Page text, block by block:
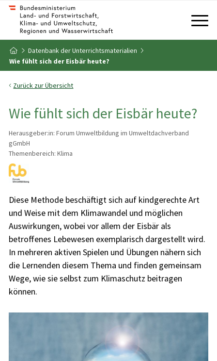
Zum Inhalt
Zum Inhaltsverzeichnis
Zur Startseite
Datenbank der Unterrichtsmaterialien
Wie fühlt sich der Eisbär heute?
Zurück zur Übersicht
Wie fühlt sich der Eisbär heute?
Herausgeber:in: Forum Umweltbildung im Umweltdachverband
gGmbH
Themenbereich: Klima
Diese Methode beschäftigt sich auf kindgerechte Art
und Weise mit dem Klimawandel und möglichen
Auswirkungen, wobei vor allem der Eisbär als
betroffenes Lebewesen exemplarisch dargestellt wird.
In mehreren aktiven Spielen und Übungen nähern sich
die Lernenden diesem Thema und finden gemeinsam
Wege, wie sie selbst zum Klimaschutz beitragen
können.